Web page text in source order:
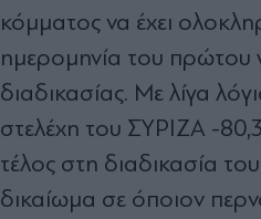
κόμματος να έχει
ημερομηνία του πρώτου
διαδικασίας. Με λίγα
στελέχη του ΣΥΡΙΖΑ -
τέλος στη διαδικασία
δικαίωμα σε όποιον